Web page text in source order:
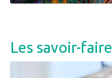
Les savoir-faire